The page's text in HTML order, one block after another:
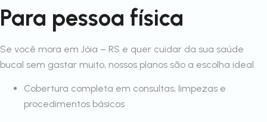
Para pessoa física
Se você mora em Jóia – RS e quer cuidar da sua saúde
bucal sem gastar muito, nossos planos são a escolha ideal.
Cobertura completa em consultas, limpezas e
procedimentos básicos